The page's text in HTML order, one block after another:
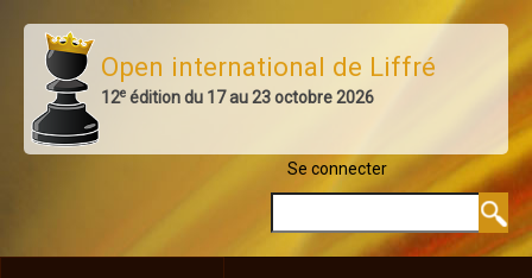
contenu
principal
Open international de Liffré
12e édition du 17 au 23 octobre 2026
MENU DU
Se connecter